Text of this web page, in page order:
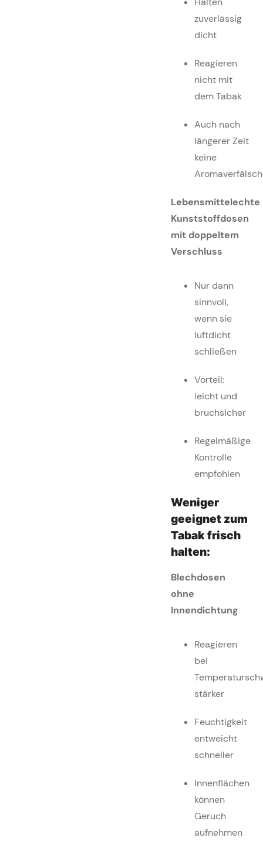
zuverlässig
dicht
Reagieren
nicht mit
dem Tabak
Auch nach
längerer Zeit
keine
Lebensmittelechte
Kunststoffdosen
mit doppeltem
Verschluss
Nur dann
sinnvoll,
wenn sie
luftdicht
schließen
Vorteil:
leicht und
bruchsicher
Regelmäßige
Kontrolle
empfohlen
Weniger
geeignet zum
Tabak frisch
halten:
Blechdosen
ohne
Innendichtung
Reagieren
bei
stärker
Feuchtigkeit
entweicht
schneller
Innenflächen
können
Geruch
aufnehmen